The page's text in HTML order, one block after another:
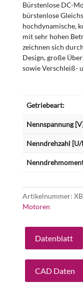
Bürstenlose DC-
bürstenlose
hochdynamische,
mit sehr hohen
zeichnen sich
Design, große
sowie Verschleiß-
Getriebeart:
Nennspannung
Nenndrehzahl
Artikelnummer:
Motoren
Datenblatt
CAD Daten